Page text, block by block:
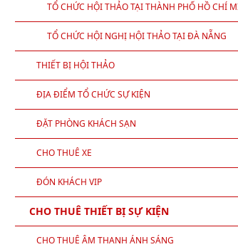
TỔ CHỨC HỘI THẢO TẠI THÀNH PHỐ HỒ CHÍ
TỔ CHỨC HỘI NGHỊ HỘI THẢO TẠI ĐÀ NẴNG
THIẾT BỊ HỘI THẢO
ĐỊA ĐIỂM TỔ CHỨC SỰ KIỆN
ĐẶT PHÒNG KHÁCH SẠN
CHO THUÊ XE
ĐÓN KHÁCH VIP
CHO THUÊ THIẾT BỊ SỰ KIỆN
CHO THUÊ ÂM THANH ÁNH SÁNG